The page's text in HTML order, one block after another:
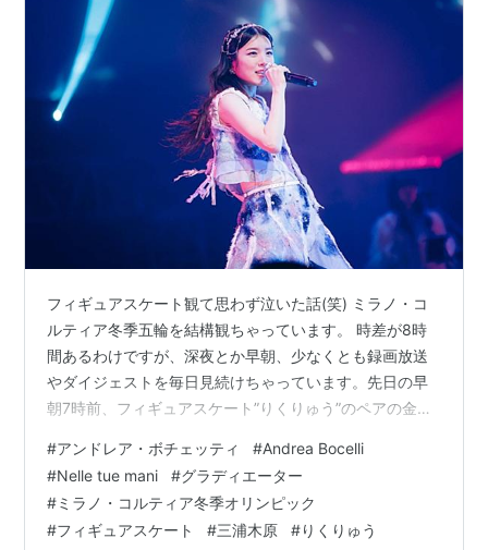
フィギュアスケート観て思わず泣いた話(笑) ミラノ・コ
ルティア冬季五輪を結構観ちゃっています。 時差が8時
間あるわけですが、深夜とか早朝、少なくとも録画放送
やダイジェストを毎日見続けちゃっています。先日の早
朝7時前、フィギュアスケート”りくりゅう”のペアの金メ
マ友らと日帰りで宮城は仙台・松島まで旅行行くと、早
朝5時に家を出たのもあり、たまたま起きてTV付けて観
てただけですが。言うて、冬季五輪期間だけ、毎度”にわ
かファン化”するだけなんですけどね。フィギュアスケー
#アンドレア・ボチェッティ #Andrea Bocelli
#Nelle tue mani #グラディエーター
#ミラノ・コルティア冬季オリンピック
#フィギュアスケート #三浦木原 #りくりゅう